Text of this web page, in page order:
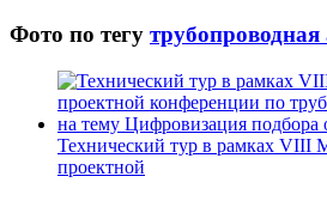
Фото по тегу
Технический тур в рамках VIII
проектной